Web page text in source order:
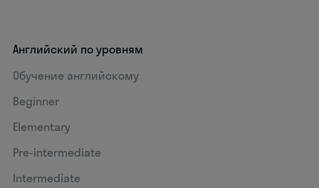
Английский по уровням
Обучение английскому
Beginner
Elementary
Pre-intermediate
Intermediate